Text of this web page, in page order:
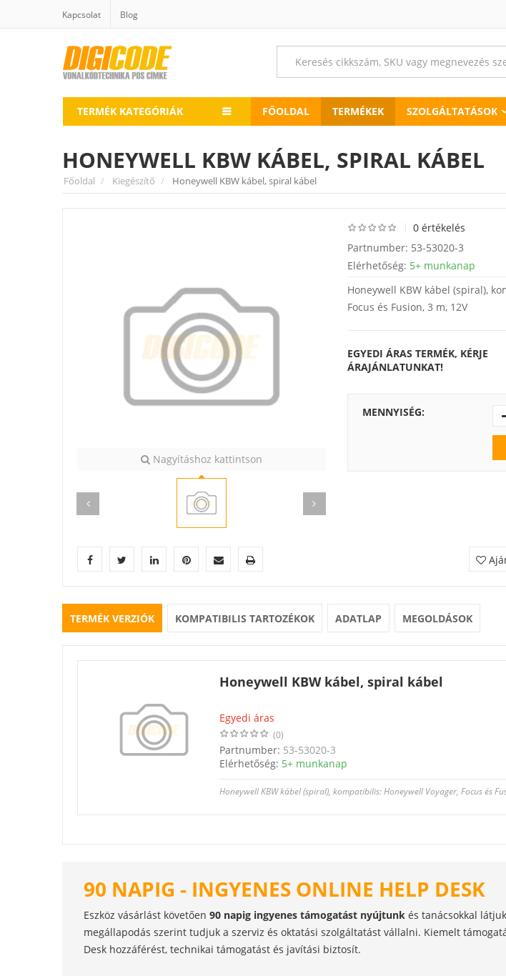
Kapcsolat Blog
TERMÉK KATEGÓRIÁK FŐOLDAL TERMÉKEK SZOLGÁLTATÁSOK
HONEYWELL KBW KÁBEL, SPIRAL KÁBEL
Főoldal Kiegészítő Honeywell KBW kábel, spiral kábel
Nagyításhoz kattintson
0 értékelés
Partnumber: 53-53020-3
Elérhetőség: 5+ munkanap
Honeywell KBW kábel (spiral),
Focus és Fusion, 3 m, 12V
EGYEDI ÁRAS TERMÉK, KÉRJE
ÁRAJÁNLATUNKAT!
MENNYISÉG:
TERMÉK VERZIÓK KOMPATIBILIS TARTOZÉKOK ADATLAP MEGOLDÁSOK
Honeywell KBW kábel, spiral kábel
Egyedi áras
(0)
Partnumber: 53-53020-3
Elérhetőség: 5+ munkanap
Honeywell KBW kábel (spiral), kompatibilis: Honeywell Voyager, Focus és
90 NAPIG - INGYENES ONLINE HELP DESK
Eszköz vásárlást követően 90 napig ingyenes támogatást nyújtunk és tanácsokkal
megállapodás szerint tudjuk a szerviz és oktatási szolgáltatást vállalni. Kiemelt
Desk hozzáférést, technikai támogatást és javítási biztosít.